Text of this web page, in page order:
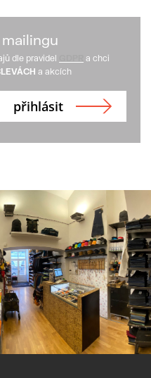
dle pravidel
a chci
a akcích